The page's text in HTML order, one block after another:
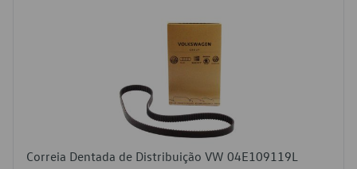
Correia Dentada de Distribuição VW 04E109119L